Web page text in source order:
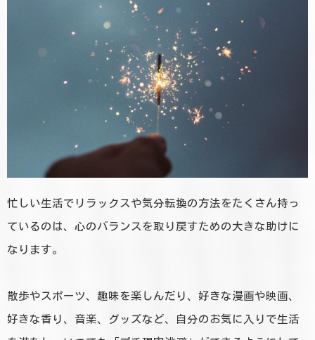
忙しい生活でリラックスや気分転換の方法をたくさん持っ
ているのは、心のバランスを取り戻すための大きな助けに
なります。
散歩やスポーツ、趣味を楽しんだり、好きな漫画や映画、
好きな香り、音楽、グッズなど、自分のお気に入りで生活